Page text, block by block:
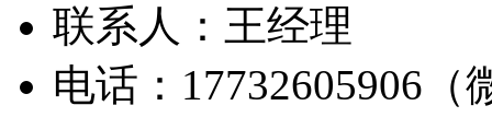
联系人：王经理
电话：17732605906（